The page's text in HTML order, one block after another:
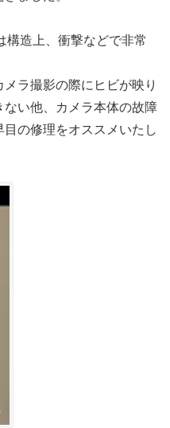
構造上、衝撃などで非常
ラ撮影の際にヒビが映り
い他、カメラ本体の故障
の修理をオススメいたし